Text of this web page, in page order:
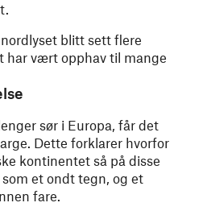
blitt sett flere
har vært opphav til mange
sør i Europa, får det
Dette forklarer hvorfor
kontinentet så på disse
et ondt tegn, og et
fare.